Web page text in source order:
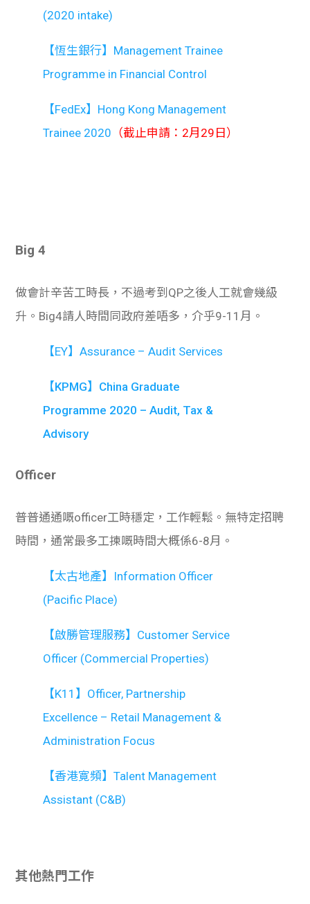
(2020 intake)
【恆生銀行】Management Trainee
Programme in Financial Control
【FedEx】Hong Kong Management
Trainee 2020 （截止申請：2月29日）
Big 4
做會計辛苦工時長，不過考到QP之後人工就會幾級
升。Big4請人時間同政府差唔多，介乎9-11月。
【EY】Assurance – Audit Services
【KPMG】China Graduate
Programme 2020 – Audit, Tax &
Advisory
Officer
普普通通嘅officer工時穩定，工作輕鬆。無特定招聘
時間，通常最多工揀嘅時間大概係6-8月。
【太古地產】Information Officer
(Pacific Place)
【啟勝管理服務】Customer Service
Officer (Commercial Properties)
【K11】Officer, Partnership
Excellence – Retail Management &
Administration Focus
【香港寛頻】Talent Management
Assistant (C&B)
其他熱門工作